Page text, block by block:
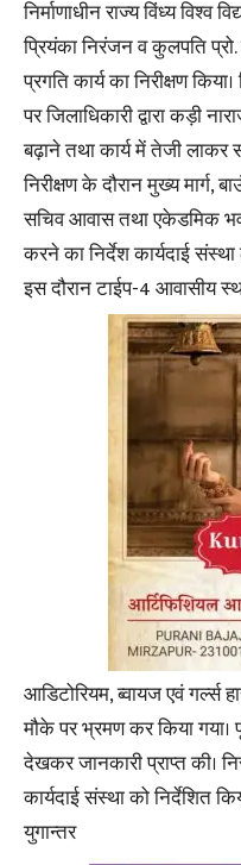
निर्माणाधीन राज्य विंध्य विश्व
प्रियंका निरंजन व कुलपति
प्रगति कार्य का निरीक्षण
पर जिलाधिकारी द्वारा कड़ी
बढ़ाने तथा कार्य में तेजी लाकर
निरीक्षण के दौरान मुख्य
सचिव आवास तथा एकेडमिक
करने का निर्देश कार्यदाई संस्था
इस दौरान टाईप-4 आवासीय
आडिटोरियम, ब्वायज एवं गर्ल्स
मौके पर भ्रमण कर किया गया।
देखकर जानकारी प्राप्त की।
कार्यदाई संस्था को निर्देशित
युगान्तर